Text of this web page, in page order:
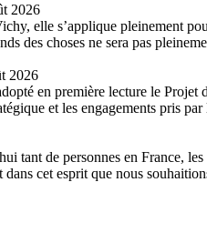
2026
elle s’applique pleinement
des choses ne sera pas
2026
en première lecture le
et les engagements pris
tant de personnes en France,
cet esprit que nous